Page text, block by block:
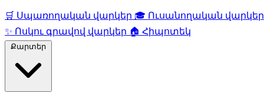
🛒 Սպառողական վարկեր 🎓 Ուսանողական վարկեր
✨ Ոսկու գրավով վարկեր 🏠 Հիպոտեկ
Քարտեր